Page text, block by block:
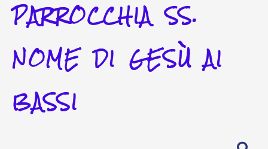
PARROCCHIA SS.
NOME DI GESÙ AI
BASSI